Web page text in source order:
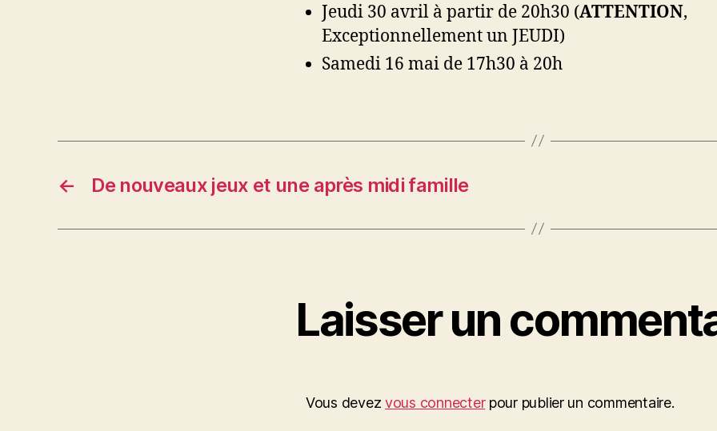
Jeudi 30 avril à partir de 20h30 (ATTENTION,
Exceptionnellement un JEUDI)
Samedi 16 mai de 17h30 à 20h
← De nouveaux jeux et une après midi famille
Laisser un
Vous devezvous connecterpour publier un commentaire.